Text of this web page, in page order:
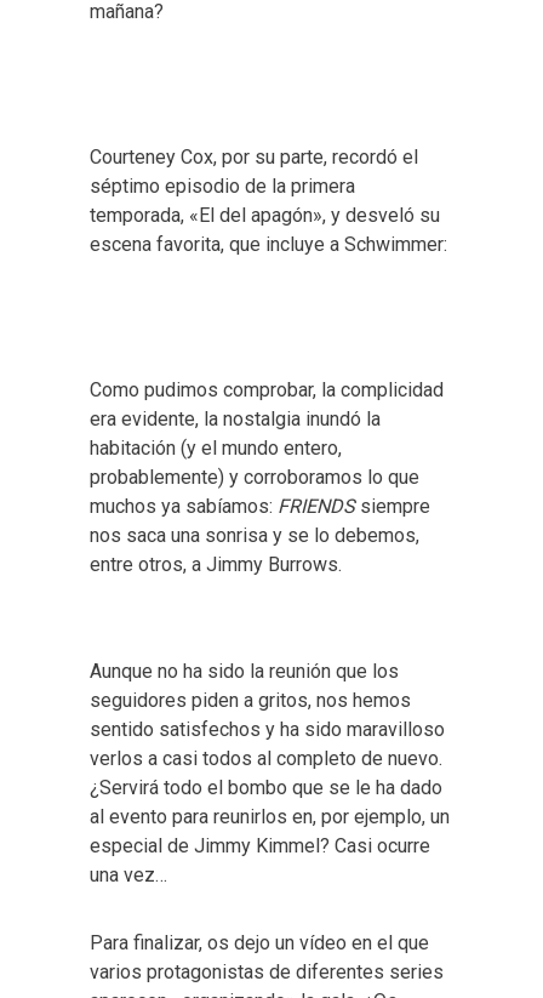
mañana?
Courteney Cox, por su parte, recordó el
séptimo episodio de la primera
temporada, «El del apagón», y desveló su
escena favorita, que incluye a Schwimmer:
Como pudimos comprobar, la complicidad
era evidente, la nostalgia inundó la
habitación (y el mundo entero,
probablemente) y corroboramos lo que
muchos ya sabíamos: FRIENDSsiempre
nos saca una sonrisa y se lo debemos,
entre otros, a Jimmy Burrows.
Aunque no ha sido la reunión que los
seguidores piden a gritos, nos hemos
sentido satisfechos y ha sido maravilloso
verlos a casi todos al completo de nuevo.
¿Servirá todo el bombo que se le ha dado
al evento para reunirlos en, por ejemplo, un
especial de Jimmy Kimmel? Casi ocurre
una vez…
Para finalizar, os dejo un vídeo en el que
varios protagonistas de diferentes series